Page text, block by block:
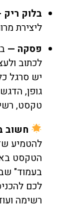
בלוק
ליצירת
פסקה —
לכתוב
יש סרגל
גופן,
טקסט,
חשוב
להטמיע
הטקסט
בעמוד"
לכם
רשימה